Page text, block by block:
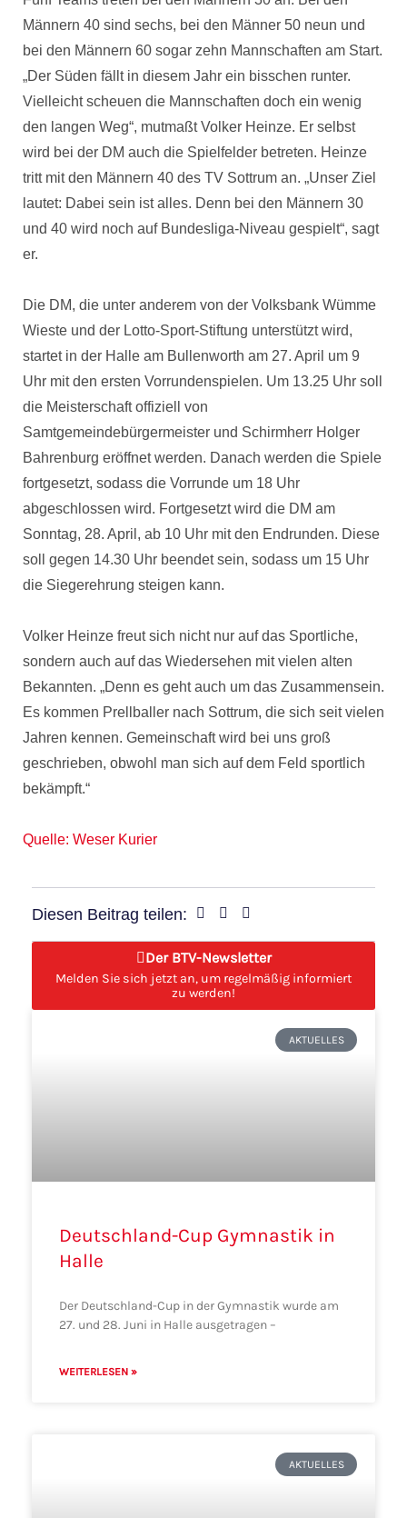
Männern 40 sind sechs, bei den Männer 50 neun und
bei den Männern 60 sogar zehn Mannschaften am Start.
„Der Süden fällt in diesem Jahr ein bisschen runter.
Vielleicht scheuen die Mannschaften doch ein wenig
den langen Weg“, mutmaßt Volker Heinze. Er selbst
wird bei der DM auch die Spielfelder betreten. Heinze
tritt mit den Männern 40 des TV Sottrum an. „Unser Ziel
lautet: Dabei sein ist alles. Denn bei den Männern 30
und 40 wird noch auf Bundesliga-Niveau gespielt“, sagt
er.
Die DM, die unter anderem von der Volksbank Wümme
Wieste und der Lotto-Sport-Stiftung unterstützt wird,
startet in der Halle am Bullenworth am 27. April um 9
Uhr mit den ersten Vorrundenspielen. Um 13.25 Uhr soll
die Meisterschaft offiziell von
Samtgemeindebürgermeister und Schirmherr Holger
Bahrenburg eröffnet werden. Danach werden die Spiele
fortgesetzt, sodass die Vorrunde um 18 Uhr
abgeschlossen wird. Fortgesetzt wird die DM am
Sonntag, 28. April, ab 10 Uhr mit den Endrunden. Diese
soll gegen 14.30 Uhr beendet sein, sodass um 15 Uhr
die Siegerehrung steigen kann.
Volker Heinze freut sich nicht nur auf das Sportliche,
sondern auch auf das Wiedersehen mit vielen alten
Bekannten. „Denn es geht auch um das Zusammensein.
Es kommen Prellballer nach Sottrum, die sich seit vielen
Jahren kennen. Gemeinschaft wird bei uns groß
geschrieben, obwohl man sich auf dem Feld sportlich
bekämpft.“
Quelle: Weser Kurier
Diesen Beitrag teilen:
Der BTV-Newsletter
Melden Sie sich jetzt an, um regelmäßig informiert
zu werden!
AKTUELLES
Deutschland-Cup Gymnastik in
Halle
Der Deutschland-Cup in der Gymnastik wurde am
27. und 28. Juni in Halle ausgetragen –
WEITERLESEN »
AKTUELLES